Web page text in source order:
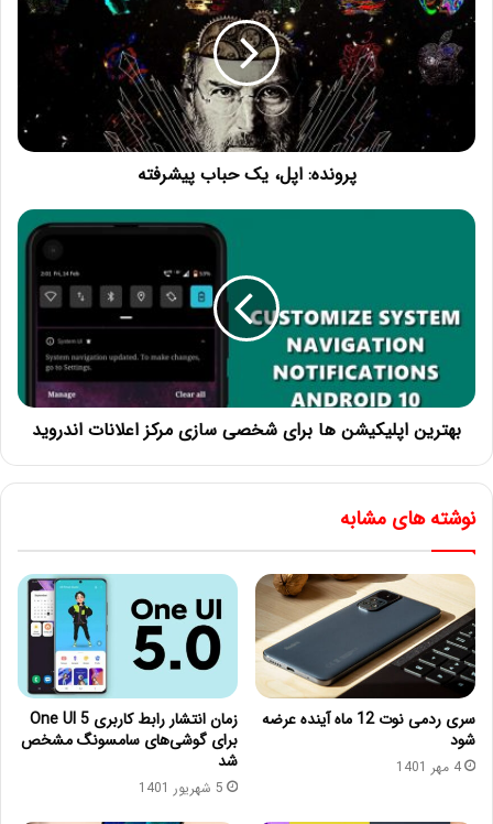
پرونده: اپل، یک حباب پیشرفته
بهترین اپلیکیشن ها برای شخصی سازی مرکز اعلانات اندروید
نوشته های مشابه
سری ردمی نوت 12 ماه آینده عرضه
شود
4 مهر 1401
زمان انتشار رابط کاربری One UI 5
برای گوشی‌های سامسونگ مشخص
شد
5 شهریور 1401